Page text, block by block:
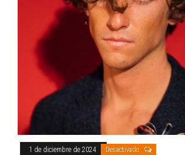
1 de diciembre de 2024 Desactivado